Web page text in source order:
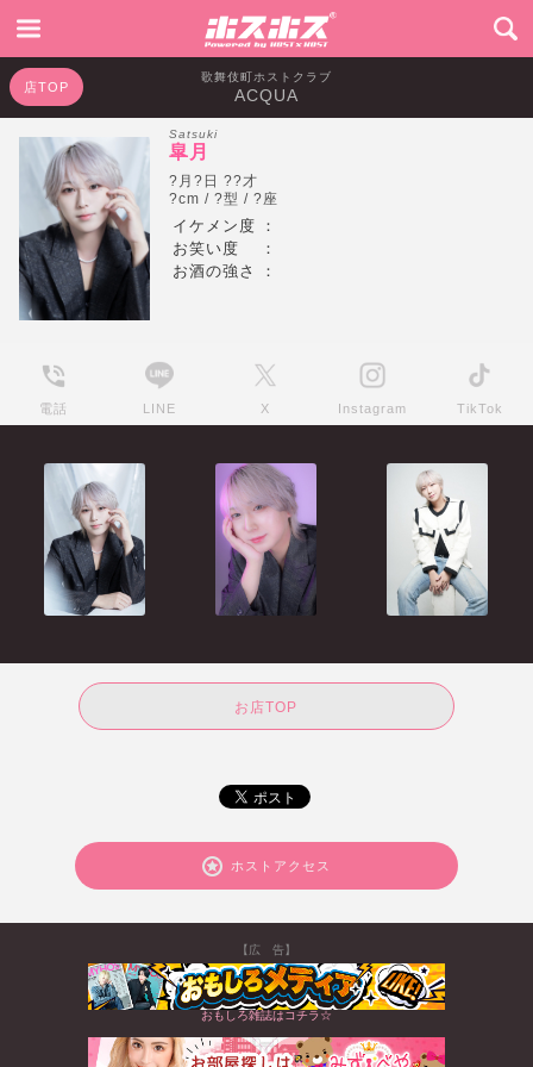
歌舞伎町ホストクラブ
ACQUA
店TOP
Satsuki
皐月
?月?日 ??才
?cm / ?型 / ?座
イケメン度
：
お笑い度
：
お酒の強さ
：
電話 LINE X Instagram TikTok
お店TOP
ホストアクセス
【広 告】
おもしろ雑誌はコチラ☆